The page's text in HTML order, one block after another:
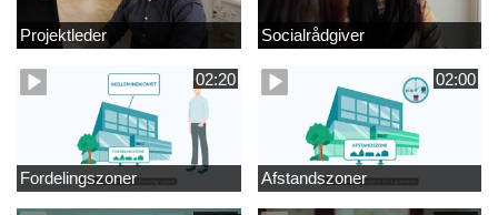
Projektleder Socialrådgiver
02:20
Fordelingszoner
02:00
Afstandszoner